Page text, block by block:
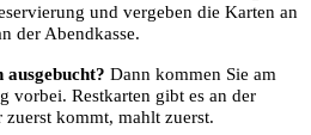
und vergeben die Karten an
der Abendkasse.
ausgebucht? Dann kommen Sie am
vorbei. Restkarten gibt es an der
zuerst kommt, mahlt zuerst.